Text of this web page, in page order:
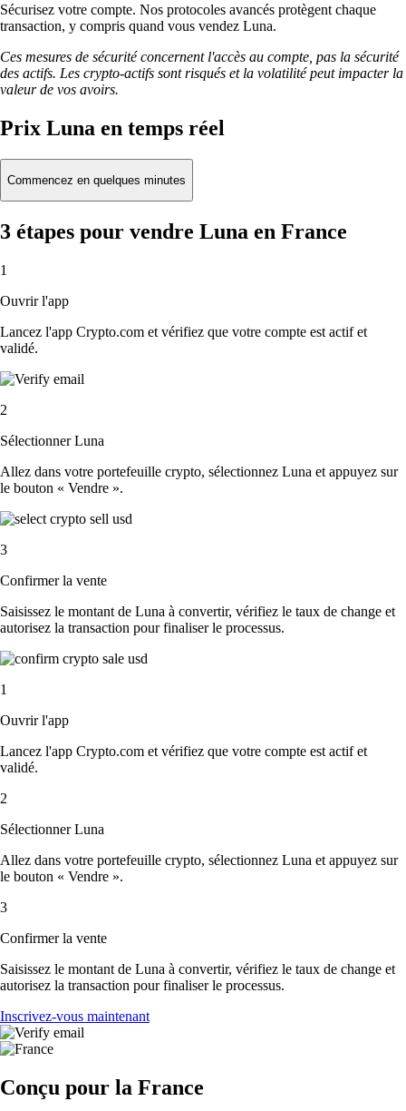
Sécurisez votre compte. Nos protocoles avancés protègent chaque
transaction, y compris quand vous vendez Luna.
Ces mesures de sécurité concernent l'accès au compte, pas la sécurité
des actifs. Les crypto-actifs sont risqués et la volatilité peut impacter la
valeur de vos avoirs.
Prix Luna en temps réel
Commencez en quelques minutes
3 étapes pour vendre Luna en France
1
Ouvrir l'app
Lancez l'app Crypto.com et vérifiez que votre compte est actif et
validé.
2
Sélectionner Luna
Allez dans votre portefeuille crypto, sélectionnez Luna et appuyez sur
le bouton « Vendre ».
3
Confirmer la vente
Saisissez le montant de Luna à convertir, vérifiez le taux de change et
autorisez la transaction pour finaliser le processus.
1
Ouvrir l'app
Lancez l'app Crypto.com et vérifiez que votre compte est actif et
validé.
2
Sélectionner Luna
Allez dans votre portefeuille crypto, sélectionnez Luna et appuyez sur
le bouton « Vendre ».
3
Confirmer la vente
Saisissez le montant de Luna à convertir, vérifiez le taux de change et
autorisez la transaction pour finaliser le processus.
Inscrivez-vous maintenant
Conçu pour la France